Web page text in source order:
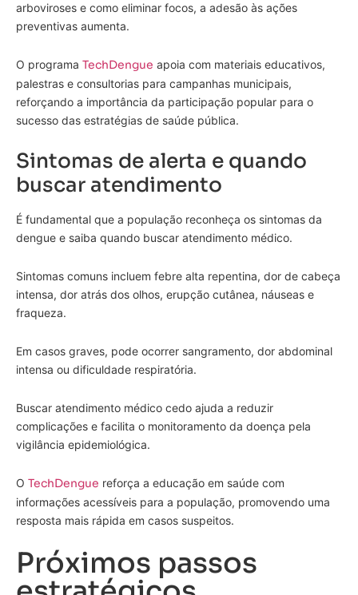
arboviroses e como eliminar focos, a adesão às ações
preventivas aumenta.
O programa TechDengue apoia com materiais educativos,
palestras e consultorias para campanhas municipais,
reforçando a importância da participação popular para o
sucesso das estratégias de saúde pública.
Sintomas de alerta e quando
buscar atendimento
É fundamental que a população reconheça os sintomas da
dengue e saiba quando buscar atendimento médico.
Sintomas comuns incluem febre alta repentina, dor de cabeça
intensa, dor atrás dos olhos, erupção cutânea, náuseas e
fraqueza.
Em casos graves, pode ocorrer sangramento, dor abdominal
intensa ou dificuldade respiratória.
Buscar atendimento médico cedo ajuda a reduzir
complicações e facilita o monitoramento da doença pela
vigilância epidemiológica.
O TechDengue reforça a educação em saúde com
informações acessíveis para a população, promovendo uma
resposta mais rápida em casos suspeitos.
Próximos passos